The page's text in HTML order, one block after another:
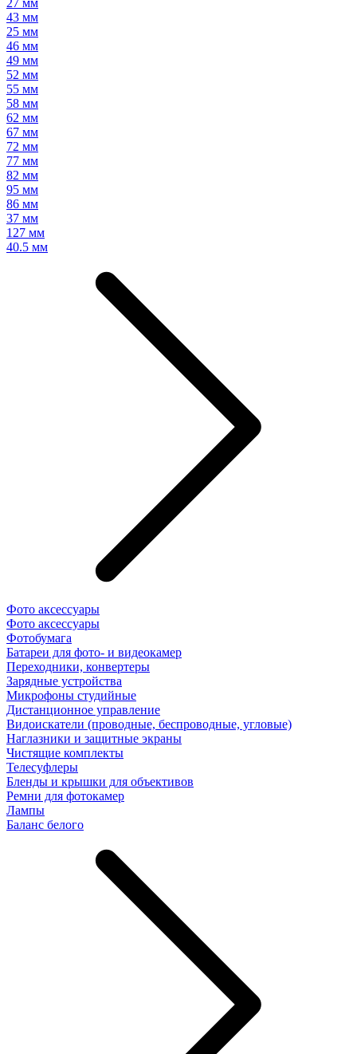
27 мм
43 мм
25 мм
46 мм
49 мм
52 мм
55 мм
58 мм
62 мм
67 мм
72 мм
77 мм
82 мм
95 мм
86 мм
37 мм
127 мм
40.5 мм
Фото аксессуары
Фото аксессуары
Фотобумага
Батареи для фото- и видеокамер
Переходники, конвертеры
Зарядные устройства
Микрофоны студийные
Дистанционное управление
Видоискатели (проводные, беспроводные, угловые)
Наглазники и защитные экраны
Чистящие комплекты
Телесуфлеры
Бленды и крышки для объективов
Ремни для фотокамер
Лампы
Баланс белого